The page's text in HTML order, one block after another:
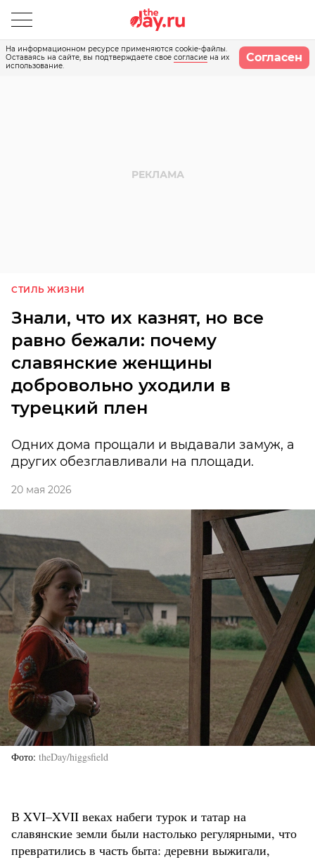
На информационном ресурсе применяются cookie-файлы.
Оставаясь на сайте, вы подтверждаете свое согласие на их
использование.
Согласен
СТИЛЬ ЖИЗНИ
Знали, что их казнят, но все
равно бежали: почему
славянские женщины
добровольно уходили в
турецкий плен
Одних дома прощали и выдавали замуж, а
других обезглавливали на площади.
20 мая 2026
Фото theDay/higgsfield
В XVI–XVII веках набеги турок и татар на
славянские земли были настолько регулярными, что
превратились в часть быта: деревни выжигали,